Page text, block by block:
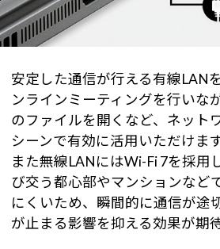
安定した通信が行える有線LAN
ンラインミーティングを行いな
のファイルを開くなど、ネット
シーンで有効に活用いただけます
また無線LANにはWi-Fi 7を採用
び交う都心部やマンションなど
にくいため、瞬間的に通信が途
が止まる影響を抑える効果が期